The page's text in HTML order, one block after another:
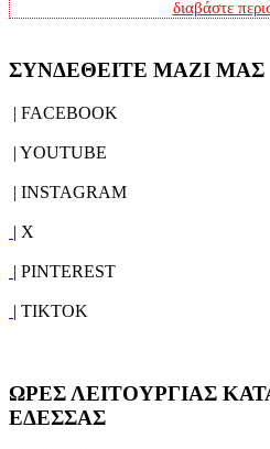
διαβάστε
ΣΥΝΔΕΘΕΙΤΕ ΜΑΖΙ ΜΑΣ
| FACEBOOK
| YOUTUBE
| INSTAGRAM
| X
| PINTEREST
| TIKTOK
ΩΡΕΣ ΛΕΙΤΟΥΡΓΙΑΣ
ΕΔΕΣΣΑΣ